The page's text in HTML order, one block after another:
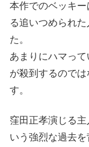
本作でのベッキ
る追いつめられ
た。
あまりにハマっ
が殺到するので
す。
窪田正孝演じる
いう強烈な過去